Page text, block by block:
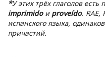
*У этих трёх глаголов
imprimidoи proveído. RAE,
испанского языка,
причастий.